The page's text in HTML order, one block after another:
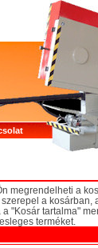
megrendelheti a
a kosárban,
"Kosár tartalma"
terméket.